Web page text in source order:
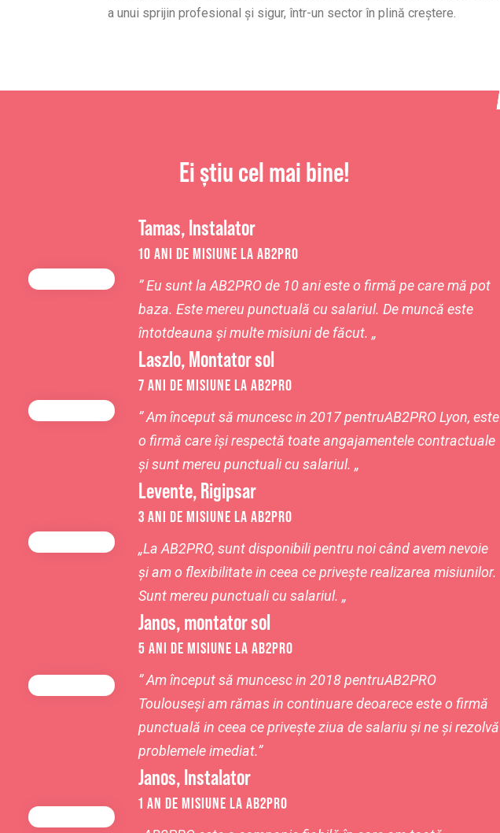
a unui sprijin profesional și sigur, într-un sector în plină creștere.
Ei știu cel mai bine!
Tamas, Instalator
10 ANI DE MISIUNE LA AB2PRO
”Eu sunt la AB2PRO de 10 anieste o firmă pe care mă pot
baza. Este mereu punctuală cu salariul. De muncă este
întotdeauna și multe misiuni de făcut. „
Laszlo, Montator sol
7 ANI DE MISIUNE LA AB2PRO
”Am început să muncesc in 2017 pentruAB2PRO Lyon, este
o firmă care își respectă toate angajamentele contractuale
și sunt mereu punctuali cu salariul. „
Levente, Rigipsar
3 ANI DE MISIUNE LA AB2PRO
„La AB2PRO, sunt disponibili pentru noi când avem nevoie
și am o flexibilitate in ceea ce privește realizarea misiunilor.
Sunt mereu punctuali cu salariul. „
Janos, montator sol
5 ANI DE MISIUNE LA AB2PRO
”Am început să muncesc in 2018 pentruAB2PRO
Toulouseși am rămas in continuare deoarece este o firmă
punctuală in ceea ce privește ziua de salariu și ne și rezolvă
problemele imediat.”
Janos, Instalator
1 AN DE MISIUNE LA AB2PRO